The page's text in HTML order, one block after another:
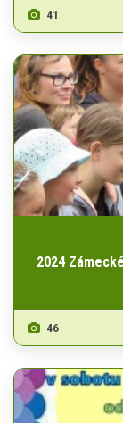
41
2024
46